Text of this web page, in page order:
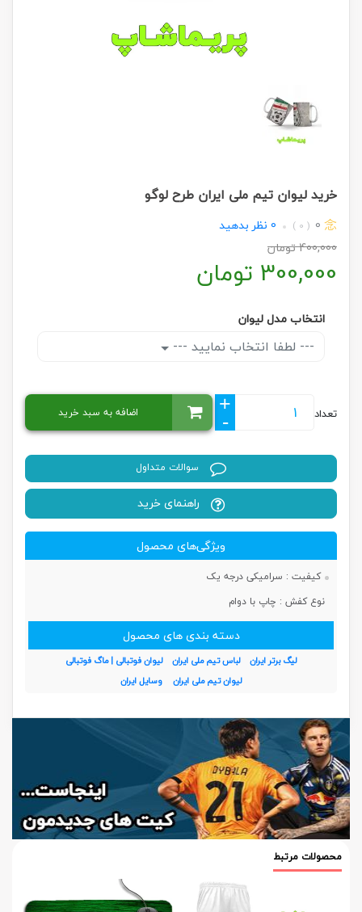
خرید لیوان تیم ملی ایران طرح لوگو
0
( 0 )
0 نظر بدهید
400,000تومان
300,000 تومان
انتخاب مدل لیوان
--- لطفا انتخاب نمایید ---
تعداد
+
-
اضافه به سبد خرید
سوالات متداول
راهنمای خرید
ویژگی‌های محصول
کیفیت : سرامیکی درجه یک
نوع کفش : چاپ با دوام
دسته بندی های محصول
لیگ برتر ایران لباس تیم ملی ایران
لیوان فوتبالی | ماگ فوتبالی
لیوان تیم ملی ایران
وسایل ایران
محصولات مرتبط